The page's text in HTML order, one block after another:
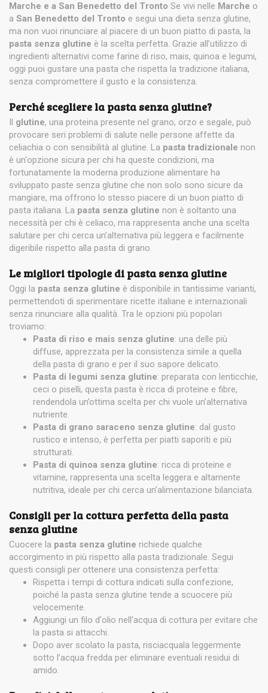
Marche e a San Benedetto del Tronto Se vivi nelle Marche o
a San Benedetto del Tronto e segui una dieta senza glutine,
ma non vuoi rinunciare al piacere di un buon piatto di pasta, la
pasta senza glutine è la scelta perfetta. Grazie all’utilizzo di
ingredienti alternativi come farine di riso, mais, quinoa e legumi,
oggi puoi gustare una pasta che rispetta la tradizione italiana,
senza compromettere il gusto e la consistenza.
Perché scegliere la pasta senza glutine?
glutine, una proteina presente nel grano, orzo e segale, può
provocare seri problemi di salute nelle persone affette da
celiachia o con sensibilità al glutine. La pasta tradizionale non
è un'opzione sicura per chi ha queste condizioni, ma
fortunatamente la moderna produzione alimentare ha
sviluppato paste senza glutine che non solo sono sicure da
mangiare, ma offrono lo stesso piacere di un buon piatto di
pasta italiana. La pasta senza glutine non è soltanto una
necessità per chi è celiaco, ma rappresenta anche una scelta
salutare per chi cerca un’alternativa più leggera e facilmente
digeribile rispetto alla pasta di grano.
Le migliori tipologie di pasta senza glutine
Oggi la pasta senza glutine è disponibile in tantissime varianti,
permettendoti di sperimentare ricette italiane e internazionali
senza rinunciare alla qualità. Tra le opzioni più popolari
troviamo:
Pasta di riso e mais senza glutine: una delle più
diffuse, apprezzata per la consistenza simile a quella
della pasta di grano e per il suo sapore delicato.
Pasta di legumi senza glutine: preparata con lenticchie,
ceci o piselli, questa pasta è ricca di proteine e fibre,
rendendola un’ottima scelta per chi vuole un’alternativa
nutriente.
Pasta di grano saraceno senza glutine: dal gusto
rustico e intenso, è perfetta per piatti saporiti e più
strutturati.
Pasta di quinoa senza glutine: ricca di proteine e
vitamine, rappresenta una scelta leggera e altamente
nutritiva, ideale per chi cerca un’alimentazione bilanciata.
Consigli per la cottura perfetta della pasta
senza glutine
Cuocere la pasta senza glutine richiede qualche
accorgimento in più rispetto alla pasta tradizionale. Segui
questi consigli per ottenere una consistenza perfetta:
Rispetta i tempi di cottura indicati sulla confezione,
poiché la pasta senza glutine tende a scuocere più
velocemente.
Aggiungi un filo d'olio nell’acqua di cottura per evitare che
la pasta si attacchi.
Dopo aver scolato la pasta, risciacquala leggermente
sotto l’acqua fredda per eliminare eventuali residui di
amido.